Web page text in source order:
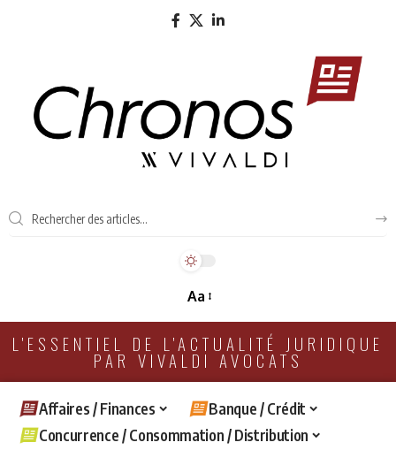
Aa
L'ESSENTIEL DE L'ACTUALITÉ JURIDIQUE
PAR VIVALDI AVOCATS
Affaires / Finances
Banque / Crédit
Concurrence / Consommation / Distribution